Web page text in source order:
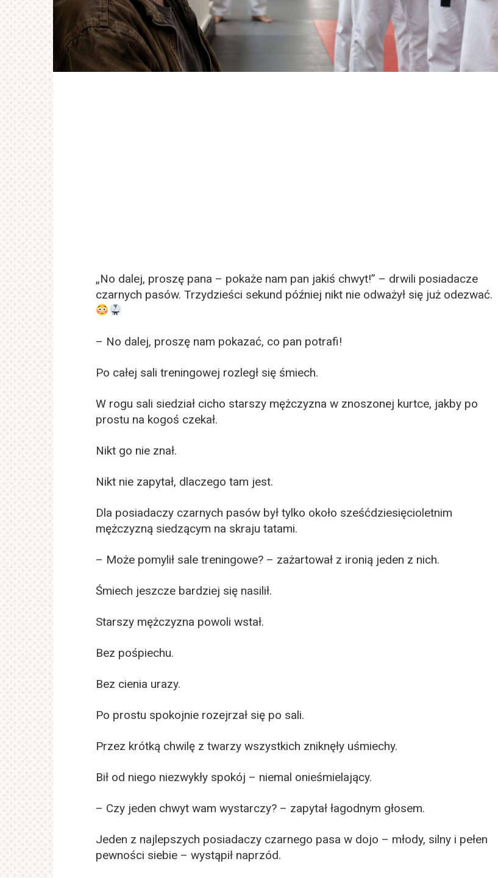
„No dalej, proszę pana – pokaże nam pan jakiś chwyt!” – drwili posiadacze
czarnych pasów. Trzydzieści sekund później nikt nie odważył się już odezwać.
– No dalej, proszę nam pokazać, co pan potrafi!
Po całej sali treningowej rozległ się śmiech.
W rogu sali siedział cicho starszy mężczyzna w znoszonej kurtce, jakby po
prostu na kogoś czekał.
Nikt go nie znał.
Nikt nie zapytał, dlaczego tam jest.
Dla posiadaczy czarnych pasów był tylko około sześćdziesięcioletnim
mężczyzną siedzącym na skraju tatami.
– Może pomylił sale treningowe? – zażartował z ironią jeden z nich.
Śmiech jeszcze bardziej się nasilił.
Starszy mężczyzna powoli wstał.
Bez pośpiechu.
Bez cienia urazy.
Po prostu spokojnie rozejrzał się po sali.
Przez krótką chwilę z twarzy wszystkich zniknęły uśmiechy.
Bił od niego niezwykły spokój – niemal onieśmielający.
– Czy jeden chwyt wam wystarczy? – zapytał łagodnym głosem.
Jeden z najlepszych posiadaczy czarnego pasa w dojo – młody, silny i pełen
pewności siebie – wystąpił naprzód.